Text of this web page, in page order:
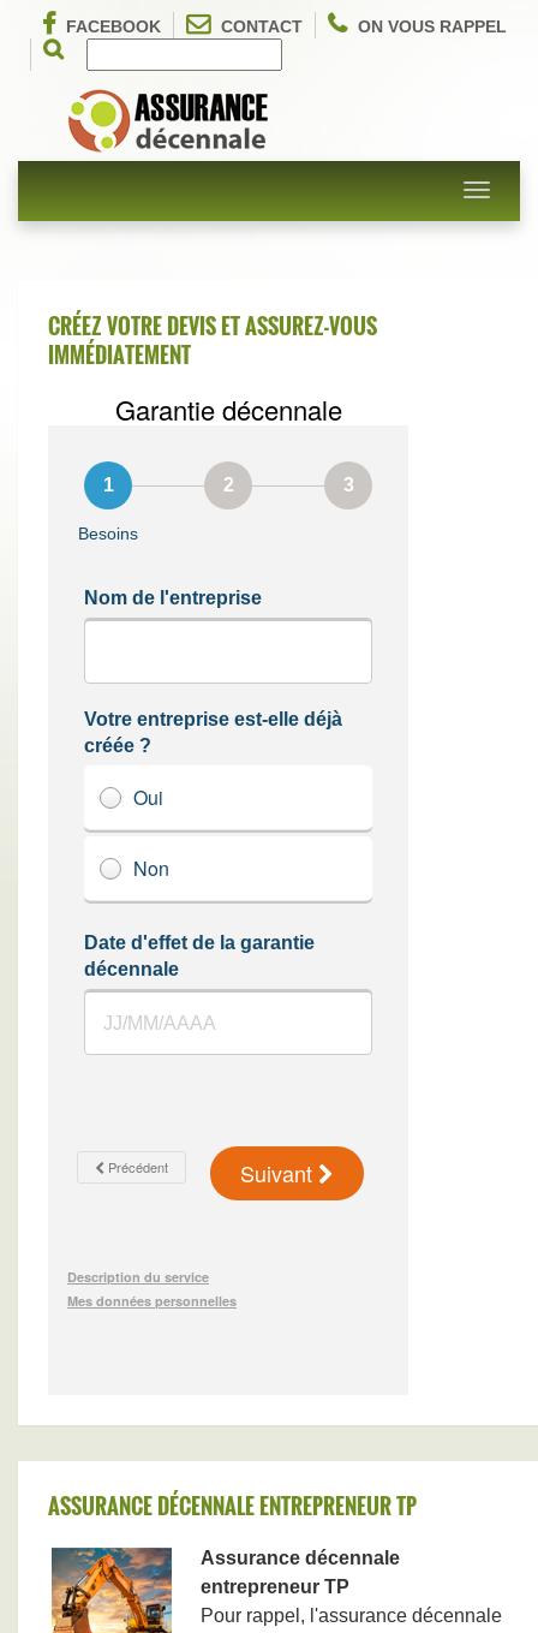
FACEBOOK CONTACT ON VOUS RAPPEL
Toggle
CRÉEZ VOTRE DEVIS ET ASSUREZ-VOUS
IMMÉDIATEMENT
ASSURANCE DÉCENNALE ENTREPRENEUR TP
Assurance décennale
entrepreneur TP
Pour rappel, l'assurance décennale